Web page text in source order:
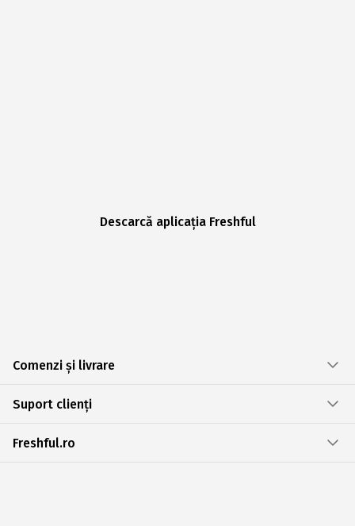
Descarcă aplicația Freshful
Comenzi și livrare
Suport clienți
Freshful.ro